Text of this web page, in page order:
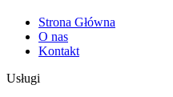
Strona Główna
O nas
Kontakt
Usługi